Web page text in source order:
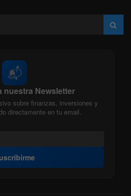
📬
nuestra Newsletter
sobre finanzas, inversiones y
directamente en tu email.